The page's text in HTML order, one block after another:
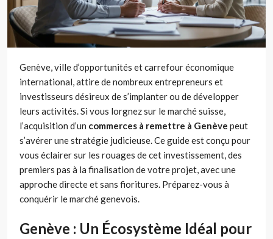
Genève, ville d’opportunités et carrefour économique
international, attire de nombreux entrepreneurs et
investisseurs désireux de s’implanter ou de développer
leurs activités. Si vous lorgnez sur le marché suisse,
l’acquisition d’un commerces à remettre à Genève peut
s’avérer une stratégie judicieuse. Ce guide est conçu pour
vous éclairer sur les rouages de cet investissement, des
premiers pas à la finalisation de votre projet, avec une
approche directe et sans fioritures. Préparez-vous à
conquérir le marché genevois.
Genève : Un Écosystème Idéal pour